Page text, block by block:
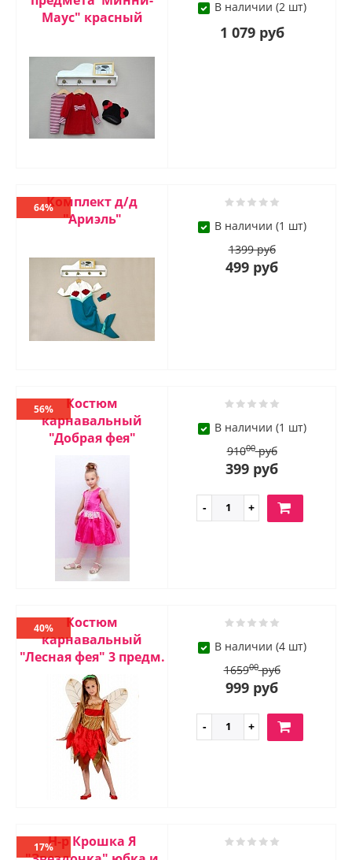
Маус" красный
В наличии (2 шт)
1 079 руб
Комплект д/д
"Ариэль"
64%
В наличии (1 шт)
1399 руб
499 руб
Костюм
карнавальный
"Добрая фея"
56%
В наличии (1 шт)
91000руб
399 руб
Костюм
карнавальный
"Лесная фея" 3 предм.
40%
В наличии (4 шт)
165900руб
999 руб
Н-р Крошка Я
17%